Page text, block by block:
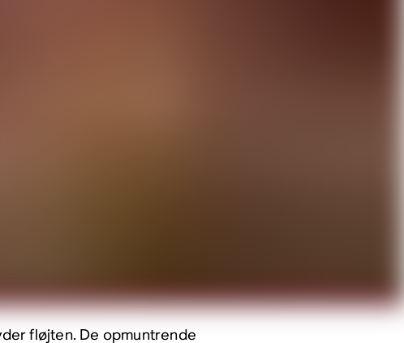
fløjten. De opmuntrende